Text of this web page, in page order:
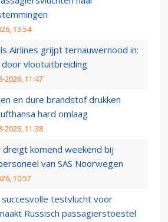
13:54
Airlines grijpt ternauwernood in:
vlootuitbreiding
2026, 11:47
en dure brandstof drukken
hard omlaag
2026, 11:38
dreigt komend weekend bij
van SAS Noorwegen
10:57
testvlucht voor
Russisch passagierstoestel